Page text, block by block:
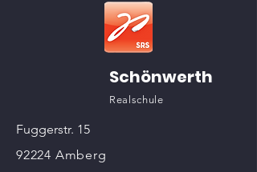
Schönwerth
Realschule
Fuggerstr. 15
92224 Amberg